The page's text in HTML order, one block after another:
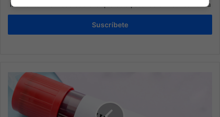
Mantente informado sobre lo que está pasando en Latinoamérica
Suscríbete